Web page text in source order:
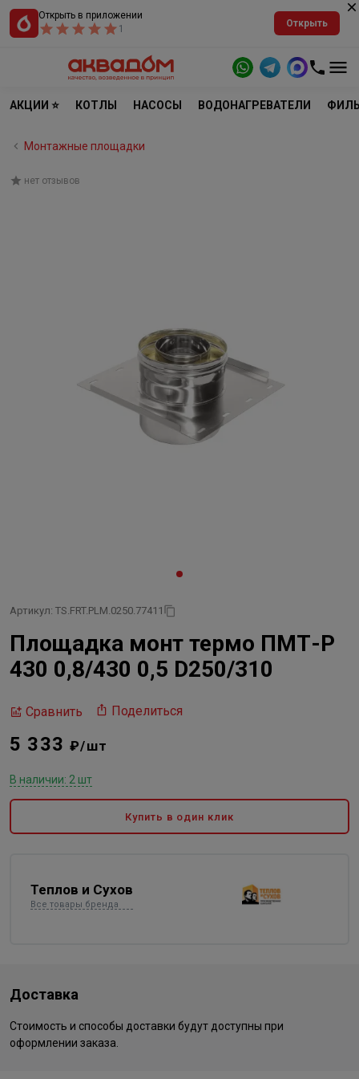
Открыть в приложении
1
Открыть
АКЦИИ ⭐ КОТЛЫ НАСОСЫ ВОДОНАГРЕВАТЕЛИ
Монтажные площадки
нет отзывов
Артикул: TS.FRT.PLM.0250.77411
Площадка монт термо ПМТ-Р
430 0,8/430 0,5 D250/310
Сравнить Поделиться
5 333₽/шт
В наличии: 2 шт
Купить в один клик
Теплов и Сухов
Все товары бренда
Доставка
Стоимость и способы доставки будут доступны при
оформлении заказа.